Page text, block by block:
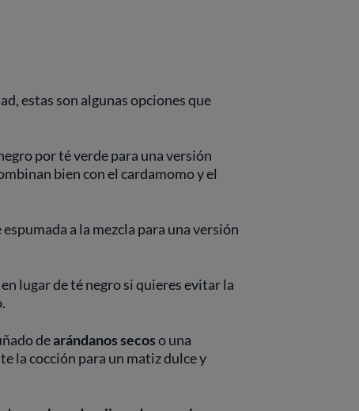
estas son algunas opciones que
por té verde para una versión
bien con el cardamomo y el
espumada a la mezcla para una versión
en lugar de té negro si quieres evitar la
dearándanos secoso una
la cocción para un matiz dulce y